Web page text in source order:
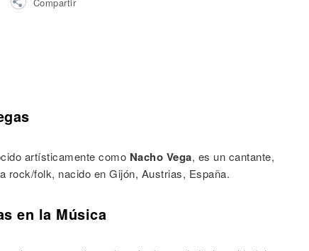
artísticamente como Nacho Vega, es un cantante,
rock/folk, nacido en Gijón, Austrias, España.
en la Música